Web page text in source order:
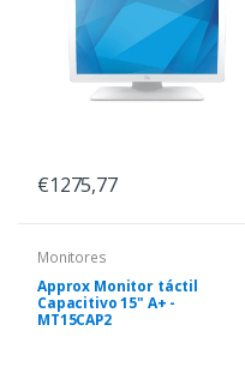
€1275,77
Monitores
Approx Monitor táctil
Capacitivo 15" A+ -
MT15CAP2